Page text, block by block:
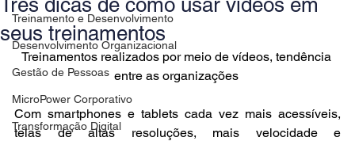
Treinamento e Desenvolvimento
Desenvolvimento Organizacional
Gestão de Pessoas
MicroPower Corporativo
Transformação Digital
seus treinamentos
Treinamentos realizados por meio de vídeos, tendência
entre as organizações
Com smartphones e tablets cada vez mais acessíveis,
telas de altas resoluções, mais velocidade e